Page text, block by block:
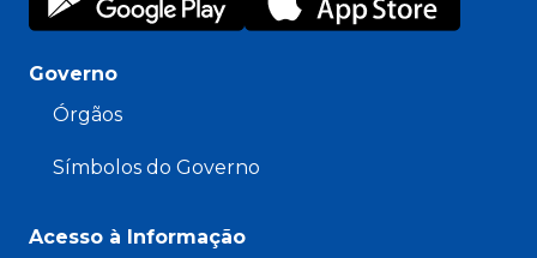
Governo
Órgãos
Símbolos do Governo
Acesso à Informação